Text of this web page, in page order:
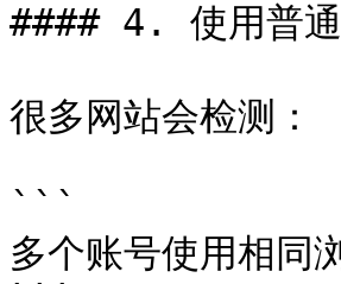
#### 4. 使用普通
很多网站会检测：
```
多个账号使用相同